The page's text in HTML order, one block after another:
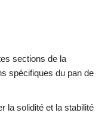
sections de la
spécifiques du pan de
la solidité et la stabilité